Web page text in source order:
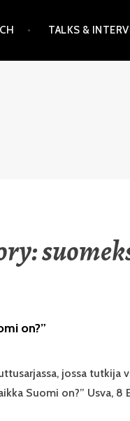
TALKS &
on?”
jossa tutkija
Suomi on?” Usva, 8